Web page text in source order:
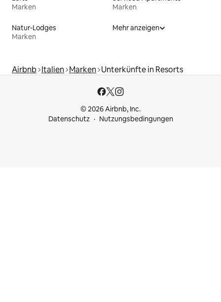
Marken
Marken
Natur-Lodges
Marken
Mehr anzeigen
Airbnb Italien Marken Unterkünfte in Resorts
© 2026 Airbnb, Inc.
Datenschutz
Nutzungsbedingungen